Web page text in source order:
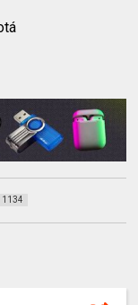
1134